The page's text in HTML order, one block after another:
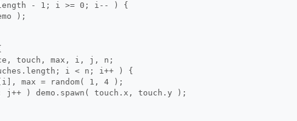
- 1; i >= 0; i-- ) {
);
touch, max, i, j, n;
i < n; i++ ) {
max = random( 1, 4 );
j++ ) demo.spawn( touch.x, touch.y );